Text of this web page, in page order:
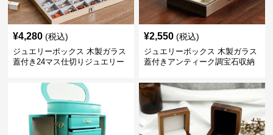
¥4,280 (税込)
ジュエリーボックス 木製ガラス
蓋付き24マス仕切りジュエリー
¥2,550 (税込)
ジュエリーボックス 木製ガラス
蓋付きアンティーク調宝石収納